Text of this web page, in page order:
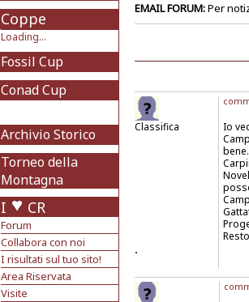
Coppe
Loading...
Fossil Cup
Conad Cup
Archivio Storico
Torneo della
Montagna
I CR
Forum
Collabora con noi
I risultati sul tuo sito!
Area Riservata
Visite
EMAIL FORUM:Per
Classifica
Io
bene.
.